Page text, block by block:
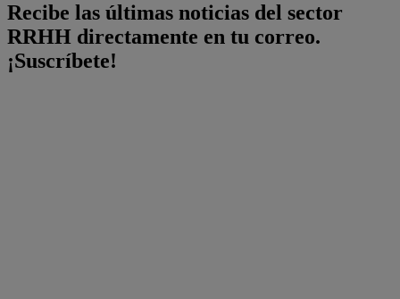
Recibe las últimas noticias del sector
RRHH directamente en tu correo.
¡Suscríbete!